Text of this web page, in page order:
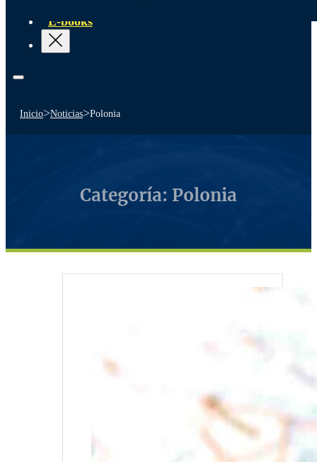
E-books
Inicio>Noticias>Polonia
Categoría: Polonia